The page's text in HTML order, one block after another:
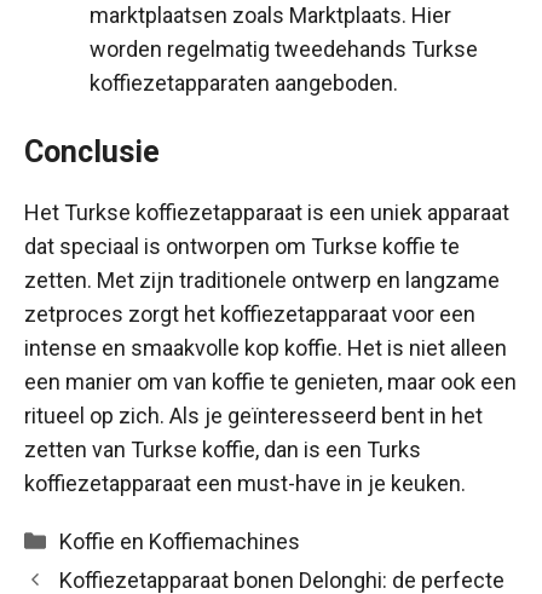
marktplaatsen zoals Marktplaats. Hier
worden regelmatig tweedehands Turkse
koffiezetapparaten aangeboden.
Conclusie
Het Turkse koffiezetapparaat is een uniek apparaat
dat speciaal is ontworpen om Turkse koffie te
zetten. Met zijn traditionele ontwerp en langzame
zetproces zorgt het koffiezetapparaat voor een
intense en smaakvolle kop koffie. Het is niet alleen
een manier om van koffie te genieten, maar ook een
ritueel op zich. Als je geïnteresseerd bent in het
zetten van Turkse koffie, dan is een Turks
koffiezetapparaat een must-have in je keuken.
Categorieën
Koffie en Koffiemachines
Koffiezetapparaat bonen Delonghi: de perfecte